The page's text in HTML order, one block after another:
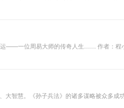
于理解《论语》将有极大补益。 全面梳理
中有关孔子生平事迹的相关著述，以传
作多部，而这部《孔子传》正是在
游列国、教书育人的图景和初衷，涉及
期便是公
报酬，这样会给别人带来不好的影响，或
求被贤君赏识重用的机会。 ◆孔子最早的三名学生和最得意
智慧。《孙子兵法》的诸多谋略被众多成
用,助您成为商战常胜统帅!